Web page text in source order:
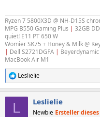
Ryzen 7 5800X3D @ NH-D15S
MPG B550 Gaming Plus | 32GB
quiet! E11 PT 650 W
Womier SK75 + Honey & Milk @
| Dell S2721DGFA | Beyerdynamic
MacBook Air M1
R
e
Leslielie
L Leslielie
Newbie Ersteller